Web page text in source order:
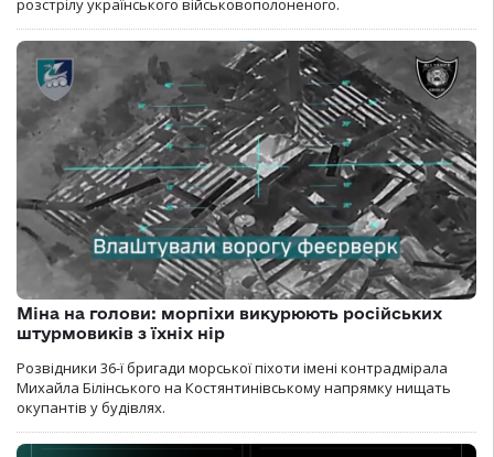
розстрілу українського військовополоненого.
Міна на голови: морпіхи викурюють російських
штурмовиків з їхніх нір
Розвідники 36-ї бригади морської піхоти імені контрадмірала
Михайла Білінського на Костянтинівському напрямку нищать
окупантів у будівлях.